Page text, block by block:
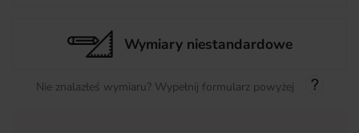
Wymiary niestandardowe
Nie znalazłeś wymiaru? Wypełnij formularz powyżej